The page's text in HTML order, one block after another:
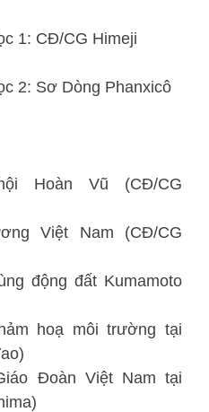
CG Himeji
Phanxicô
Hoàn Vũ (CĐ/CG
Việt Nam (CĐ/CG
động đất Kumamoto
hoạ môi trường tại
Đoàn Việt Nam tại